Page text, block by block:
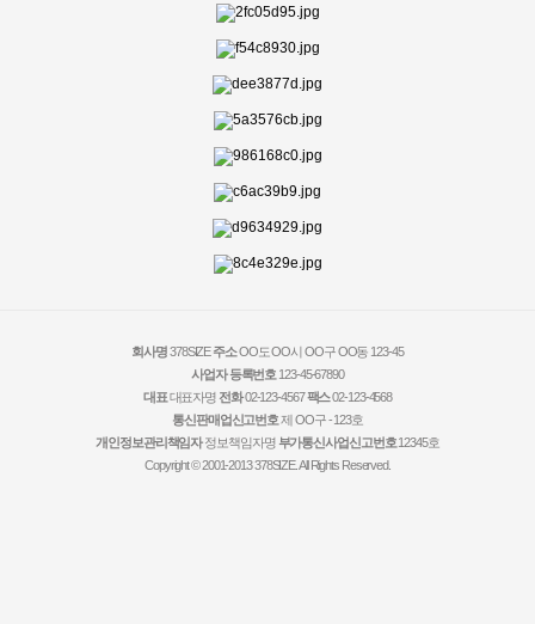
회사명378SIZE 주소OO도 OO시 OO구 OO동 123-45
사업자 등록번호 123-45-67890
대표대표자명 전화02-123-4567팩스02-123-4568
통신판매업신고번호제 OO구 - 123호
개인정보관리책임자정보책임자명 부가통신사업신고번호12345호
Copyright © 2001-2013 378SIZE. All Rights Reserved.